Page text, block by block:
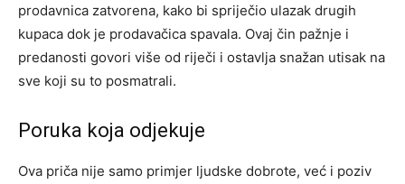
prodavnica zatvorena, kako bi spriječio ulazak drugih
kupaca dok je prodavačica spavala. Ovaj čin pažnje i
predanosti govori više od riječi i ostavlja snažan utisak na
sve koji su to posmatrali.
Poruka koja odjekuje
Ova priča nije samo primjer ljudske dobrote, već i poziv